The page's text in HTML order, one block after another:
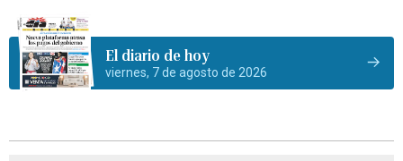
El diario de hoy
viernes, 7 de agosto de 2026